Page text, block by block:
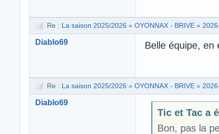
Re : La saison 2025/2026 » OYONNAX - BRIVE »
Diablo69 Belle équipe, en
Re : La saison 2025/2026 » OYONNAX - BRIVE »
Diablo69
Tic et Tac a
Bon, pas la